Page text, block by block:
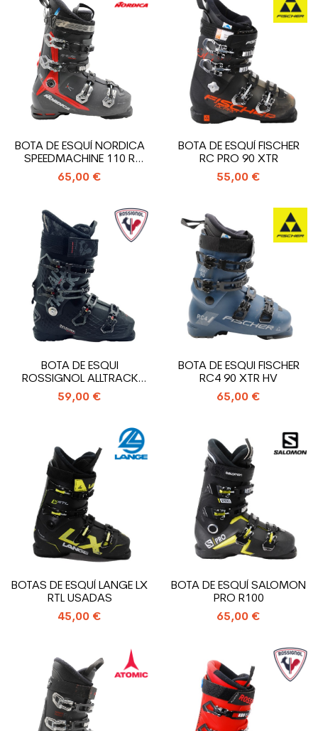
BOTA DE ESQUÍ NORDICA
SPEEDMACHINE 110 R
USADA
65,00 €
BOTA DE ESQUÍ FISCHER
RC PRO 90 XTR
55,00 €
BOTA DE ESQUI
ROSSIGNOL ALLTRACK
PRO 100
59,00 €
BOTA DE ESQUI FISCHER
RC4 90 XTR HV
65,00 €
BOTAS DE ESQUÍ LANGE LX
RTL USADAS
45,00 €
BOTA DE ESQUÍ SALOMON
PRO R100
65,00 €